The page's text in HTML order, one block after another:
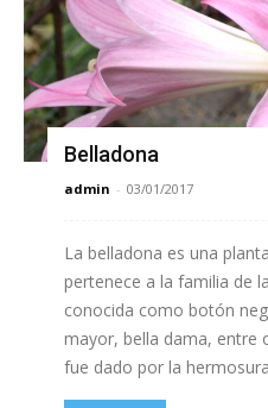
Belladona
admin - 03/01/2017
La belladona es una
pertenece a la familia de
conocida como botón
mayor, bella dama, entre
fue dado por la